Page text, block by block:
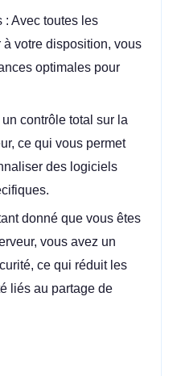
: Avec toutes les
votre disposition, vous
optimales pour
contrôle total sur la
ce qui vous permet
des logiciels
donné que vous êtes
vous avez un
ce qui réduit les
liés au partage de